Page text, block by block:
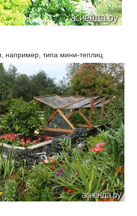
например, типа мини-теплиц